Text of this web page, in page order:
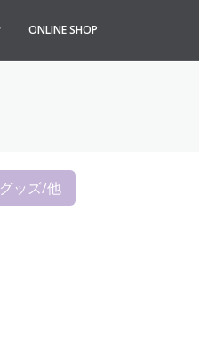
ONLINE SHOP
グッズ/他